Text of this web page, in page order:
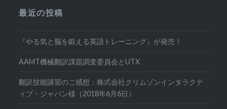
最近の投稿
『やる気と脳を鍛える英語トレーニング』が発売！
AAMT機械翻訳課題調査委員会とUTX
翻訳技能講習のご感想：株式会社クリムゾンインタラクテ
ィブ・ジャパン様（2018年6月6日）